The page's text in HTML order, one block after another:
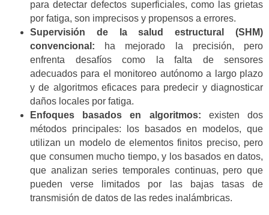
para detectar defectos superficiales, como las grietas
por fatiga, son imprecisos y propensos a errores.
Supervisión de la salud estructural (SHM)
convencional: ha mejorado la precisión, pero
enfrenta desafíos como la falta de sensores
adecuados para el monitoreo autónomo a largo plazo
y de algoritmos eficaces para predecir y diagnosticar
daños locales por fatiga.
Enfoques basados en algoritmos: existen dos
métodos principales: los basados en modelos, que
utilizan un modelo de elementos finitos preciso, pero
que consumen mucho tiempo, y los basados en datos,
que analizan series temporales continuas, pero que
pueden verse limitados por las bajas tasas de
transmisión de datos de las redes inalámbricas.